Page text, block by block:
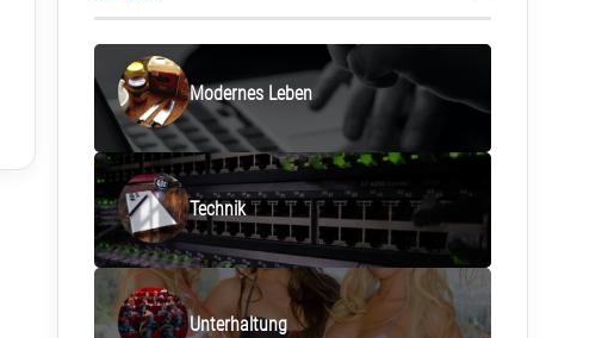
Modernes Leben
Technik
Unterhaltung